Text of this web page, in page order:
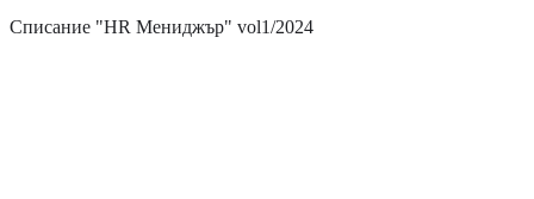
Списание "HR Мениджър" vol1/2024